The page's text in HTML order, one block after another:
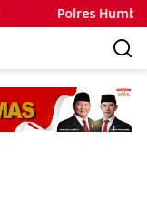
Tegaskan